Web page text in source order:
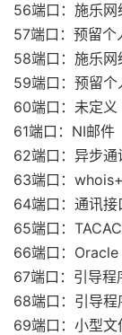
56端口：施乐网
57端口：预留个
58端口：施乐
59端口：预留个
60端口：未定义
61端口：NI邮件
62端口：异步通
63端口：
64端口：通讯接
65端口：
66端口：Oracle
67端口：引导程
68端口：引导程
69端口：小型文